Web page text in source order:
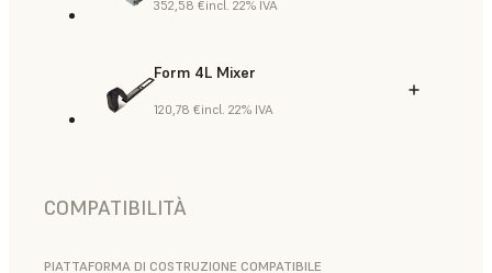
352,58 €incl. 22% IVA
Form 4L Mixer
120,78 €incl. 22% IVA
COMPATIBILITÀ
PIATTAFORMA DI COSTRUZIONE COMPATIBILE